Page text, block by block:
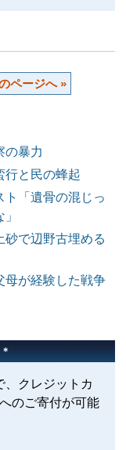
ページへ »
の暴力
行と民の蜂起
ト「遺骨の混じっ
で辺野古埋める
が経験した戦争
、クレジットカ
のご寄付が可能